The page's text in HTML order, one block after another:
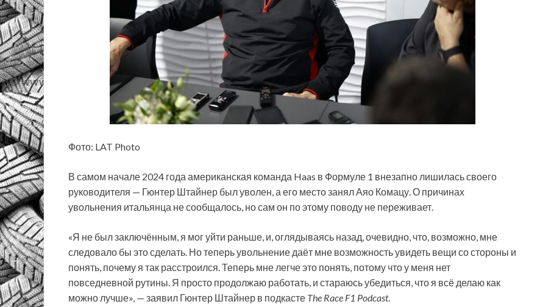
Фото: LAT Photo
В самом начале 2024 года американская команда Haas в Формуле 1 внезапно лишилась своего
руководителя — Гюнтер Штайнер был уволен, а его место занял Аяо Комацу. О причинах
увольнения итальянца не сообщалось, но сам он по этому поводу не переживает.
«Я не был заключённым, я мог уйти раньше, и, оглядываясь назад, очевидно, что, возможно, мне
следовало бы это сделать. Но теперь увольнение даёт мне возможность увидеть вещи со стороны и
понять, почему я так расстроился. Теперь мне легче это понять, потому что у меня нет
повседневной рутины. Я просто продолжаю работать, и стараюсь убедиться, что я всё делаю как
можно лучше», — заявил Гюнтер Штайнер в подкасте The Race F1 Podcast.